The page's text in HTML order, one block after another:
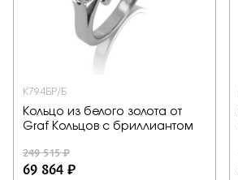
К794БР/Б
Кольцо из белого золота от
Graf Кольцов с бриллиантом
249 515 ₽
69 864 ₽